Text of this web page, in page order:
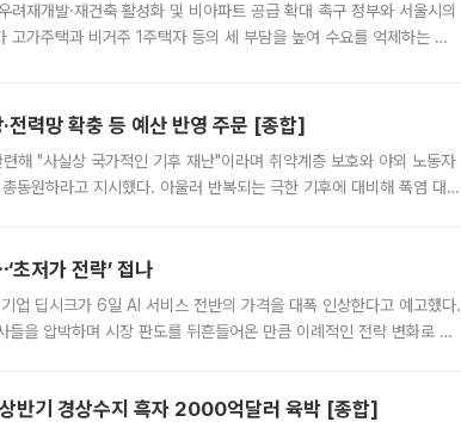
려재개발·재건축 활성화 및 비아파트 공급 확대 촉구 정부와 서울시의
고가주택과 비거주 1주택자 등의 세 부담을 높여 수요를 억제하는 카
력망 확충 등 예산 반영 주문 [종합]
해 "사실상 국가적인 기후 재난"이라며 취약계층 보호와 야외 노동자
동원하라고 지시했다. 아울러 반복되는 극한 기후에 대비해 폭염 대응
초저가 전략’ 접나
업 딥시크가 6일 AI 서비스 전반의 가격을 대폭 인상한다고 예고했다.
들을 압박하며 시장 판도를 뒤흔들어온 만큼 이례적인 전략 변화로 평
반기 경상수지 흑자 2000억달러 육박 [종합]